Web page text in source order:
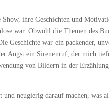
ihre Geschichten und
war. Obwohl die Themen des
Geschichte war ein packender,
Angst ein Sirenenruf, der mich
von Bildern in der
neugierig darauf machen, was